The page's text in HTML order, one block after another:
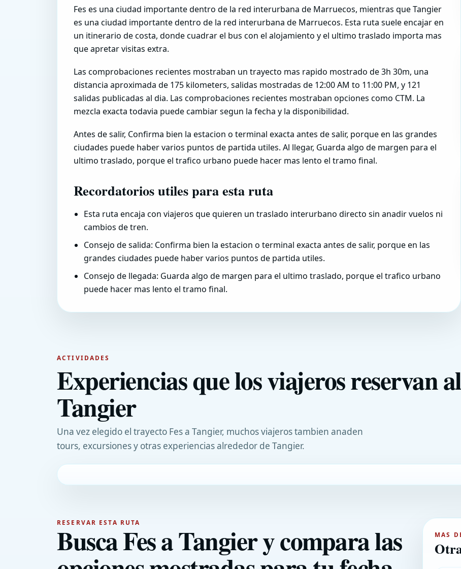
Fes es una ciudad importante dentro de la red interurbana de Marruecos, mientras que Tangier
es una ciudad importante dentro de la red interurbana de Marruecos. Esta ruta suele encajar en
un itinerario de costa, donde cuadrar el bus con el alojamiento y el ultimo traslado importa mas
que apretar visitas extra.
Las comprobaciones recientes mostraban un trayecto mas rapido mostrado de 3h 30m, una
distancia aproximada de 175 kilometers, salidas mostradas de 12:00 AM to 11:00 PM, y 121
salidas publicadas al dia. Las comprobaciones recientes mostraban opciones como CTM. La
mezcla exacta todavia puede cambiar segun la fecha y la disponibilidad.
Antes de salir, Confirma bien la estacion o terminal exacta antes de salir, porque en las grandes
ciudades puede haber varios puntos de partida utiles. Al llegar, Guarda algo de margen para el
ultimo traslado, porque el trafico urbano puede hacer mas lento el tramo final.
Recordatorios utiles para esta ruta
Esta ruta encaja con viajeros que quieren un traslado interurbano directo sin anadir vuelos ni
cambios de tren.
Consejo de salida: Confirma bien la estacion o terminal exacta antes de salir, porque en las
grandes ciudades puede haber varios puntos de partida utiles.
Consejo de llegada: Guarda algo de margen para el ultimo traslado, porque el trafico urbano
puede hacer mas lento el tramo final.
ACTIVIDADES
Experiencias que los viajeros reservan
Tangier
Una vez elegido el trayecto Fes a Tangier, muchos viajeros tambien anaden
tours, excursiones y otras experiencias alrededor de Tangier.
RESERVAR ESTA RUTA
Busca Fes a Tangier y compara las MAS